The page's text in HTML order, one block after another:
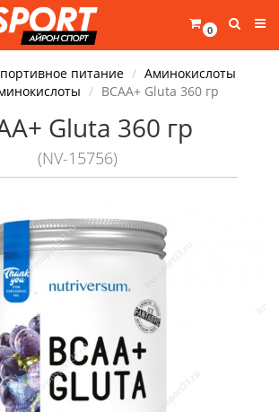
0
питание
Аминокислоты
BCAA+ Gluta 360 гр
Gluta 360 гр
(NV-15756)